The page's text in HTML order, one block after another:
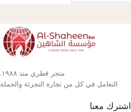
متجر قطري منذ ١٩٨٨.
التعامل في كل من تجارة التجزئة والجملة
اشترك معنا